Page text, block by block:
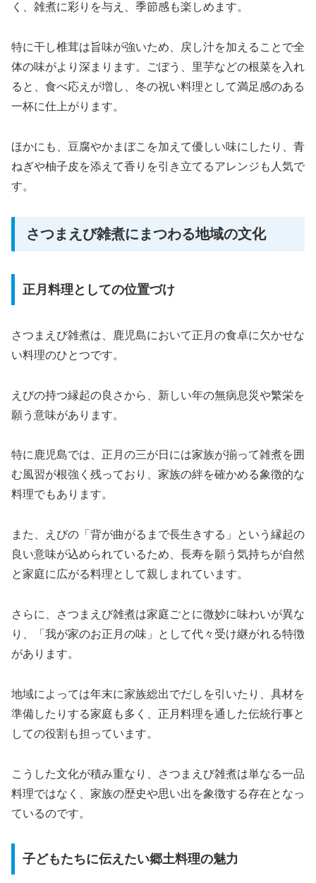
く、雑煮に彩りを与え、季節感も楽しめます。
特に干し椎茸は旨味が強いため、戻し汁を加えることで全
体の味がより深まります。ごぼう、里芋などの根菜を入れ
ると、食べ応えが増し、冬の祝い料理として満足感のある
一杯に仕上がります。
ほかにも、豆腐やかまぼこを加えて優しい味にしたり、青
ねぎや柚子皮を添えて香りを引き立てるアレンジも人気で
す。
さつまえび雑煮にまつわる地域の文化
正月料理としての位置づけ
さつまえび雑煮は、鹿児島において正月の食卓に欠かせな
い料理のひとつです。
えびの持つ縁起の良さから、新しい年の無病息災や繁栄を
願う意味があります。
特に鹿児島では、正月の三が日には家族が揃って雑煮を囲
む風習が根強く残っており、家族の絆を確かめる象徴的な
料理でもあります。
また、えびの「背が曲がるまで長生きする」という縁起の
良い意味が込められているため、長寿を願う気持ちが自然
と家庭に広がる料理として親しまれています。
さらに、さつまえび雑煮は家庭ごとに微妙に味わいが異な
り、「我が家のお正月の味」として代々受け継がれる特徴
があります。
地域によっては年末に家族総出でだしを引いたり、具材を
準備したりする家庭も多く、正月料理を通した伝統行事と
しての役割も担っています。
こうした文化が積み重なり、さつまえび雑煮は単なる一品
料理ではなく、家族の歴史や思い出を象徴する存在となっ
ているのです。
子どもたちに伝えたい郷土料理の魅力